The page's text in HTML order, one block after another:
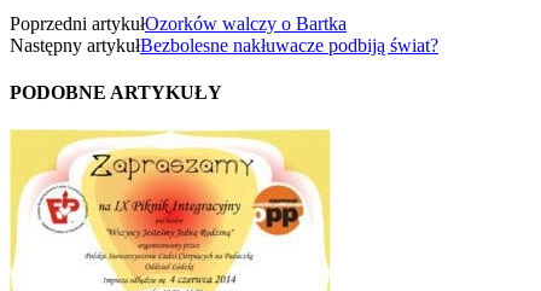
Poprzedni artykułOzorków walczy o Bartka
Następny artykułBezbolesne nakłuwacze podbiją świat?
PODOBNE ARTYKUŁY